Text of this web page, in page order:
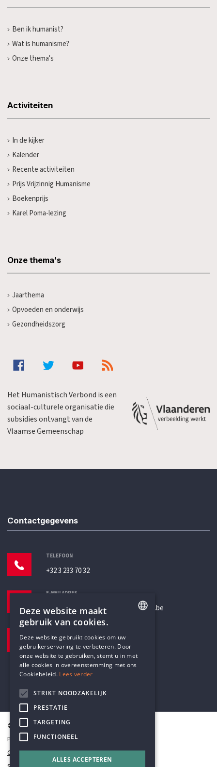
Ben ik humanist?
Wat is humanisme?
Onze thema's
Activiteiten
In de kijker
Kalender
Recente activiteiten
Prijs Vrijzinnig Humanisme
Boekenprijs
Karel Poma-lezing
Onze thema's
Jaarthema
Opvoeden en onderwijs
Gezondheidszorg
Het Humanistisch Verbond is een
sociaal-culturele organisatie die
subsidies ontvangt van de
Vlaamse Gemeenschap
Contactgegevens
TELEFOON
+32 3 233 70 32
E-MAILADRES
secretariaat@humanistischverbond.be
Pottenbrug 4
Antwerpen, 2000
© Humanistisch Verbond 2026
Privacy
Cookiestatement
DUTCH
Deze website maakt
gebruik van cookies.
Deze website gebruikt cookies om uw
gebruikerservaring te verbeteren. Door
onze website te gebruiken, stemt u in met
alle cookies in overeenstemming met ons
Cookiebeleid. Lees verder
STRIKT NOODZAKELIJK
PRESTATIE
TARGETING
FUNCTIONEEL
ALLES ACCEPTEREN